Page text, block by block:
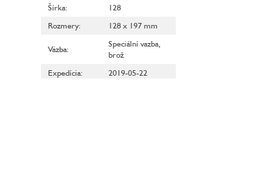
Šírka:
128
Rozmery: 128 x 197 mm
Väzba:
Speciální vazba,
brož
Expedícia: 2019-05-22